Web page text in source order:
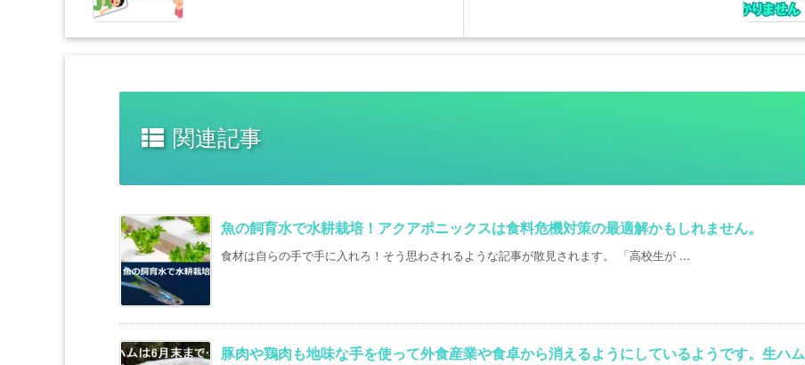
関連記事
魚の飼育水で水耕栽培！アクアポニックスは食料危機対策の最適解かもしれません。
食材は自らの手で手に入れろ！そう思わされるような記事が散見されます。 「高校生が ...
豚肉や鶏肉も地味な手を使って外食産業や食卓から消えるようにしているようです。生ハム